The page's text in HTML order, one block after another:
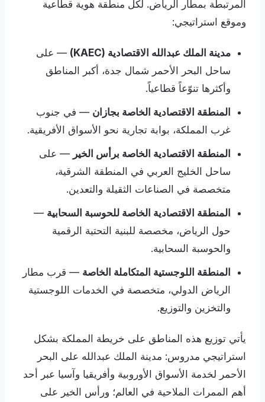
المرتبطة بمطار الرياض. لكل منطقة هوية قطاعية
وموقع استراتيجي:
مدينة الملك عبدالله الاقتصادية (KAEC)
— على
ساحل البحر الأحمر شمال جدة، أكبر المناطق
وأكثرها تنوّعاً قطاعياً.
المنطقة الاقتصادية الخاصة بجازان — في جنوب
غرب المملكة، بوابة تجارية نحو الأسواق الأفريقية.
المنطقة الاقتصادية الخاصة برأس الخير — على
ساحل الخليج العربي في المنطقة الشرقية،
متخصصة في الصناعات الثقيلة والتعدين.
المنطقة الاقتصادية الخاصة للحوسبة السحابية —
حول الرياض، مخصصة للبنية التحتية الرقمية
والحوسبة السحابية.
المنطقة اللوجستية المتكاملة الخاصة — قرب مطار
الرياض الدولي، متخصصة في الخدمات اللوجستية
والتخزين والتوزيع.
يأتي توزيع هذه المناطق على خريطة المملكة بشكل
استراتيجي مدروس: مدينة الملك عبدالله على البحر
الأحمر لخدمة الأسواق الأوروبية وأفريقيا وآسيا عبر أحد
أهم الممرات الملاحية في العالم؛ ورأس الخير على